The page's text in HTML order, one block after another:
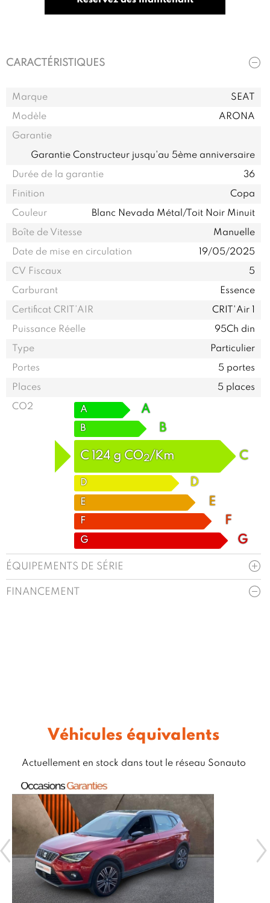
CARACTÉRISTIQUES
Marque
SEAT
Modèle
ARONA
Garantie
Garantie Constructeur jusqu'au 5ème anniversaire
Durée de la garantie
36
Finition
Copa
Couleur
Blanc Nevada Métal/Toit Noir Minuit
Boîte de Vitesse
Manuelle
Date de mise en circulation
19/05/2025
CV Fiscaux
5
Carburant
Essence
Certificat CRIT’AIR
CRIT'Air 1
Puissance Réelle
95Ch din
Type
Particulier
Portes
5 portes
Places
5 places
CO2
A A
B B
C124 g CO2/Km C
D D
E E
F F
G G
ÉQUIPEMENTS DE SÉRIE
FINANCEMENT
Véhicules équivalents
Actuellement en stock dans tout le réseau Sonauto